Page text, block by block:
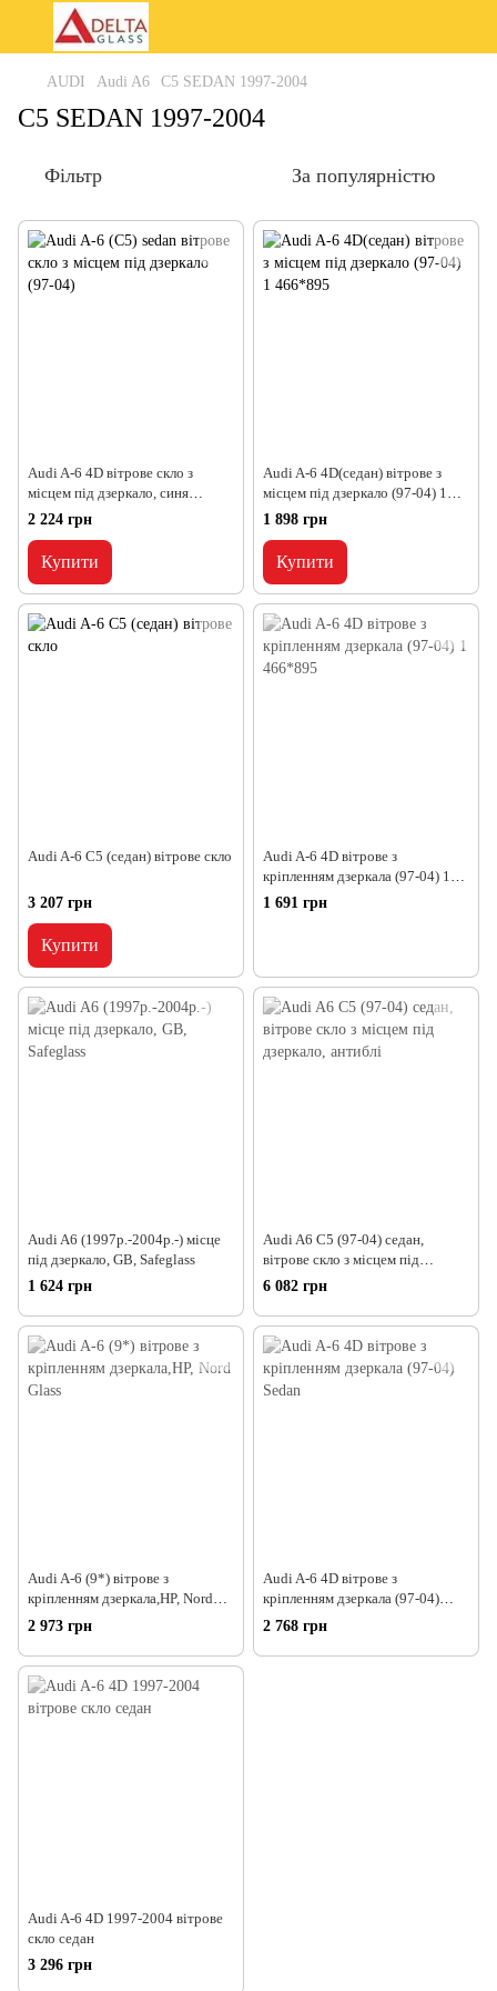
AUDI Audi A6 C5 SEDAN 1997-2004
C5 SEDAN 1997-2004
Фільтр За популярністю
Audi A-6 4D вітрове скло з
місцем під дзеркало, синя
полоса (97-04) 1 466*895
2 224 грн
Купити
Audi A-6 4D(седан) вітрове з
місцем під дзеркало (97-04) 1
466*895
1 898 грн
Купити
Audi A-6 C5 (седан) вітрове скло
3 207 грн
Купити
Audi A-6 4D вітрове з
кріпленням дзеркала (97-04) 1
466*895
1 691 грн
Audi A6 (1997р.-2004р.-) місце
під дзеркало, GB, Safeglass
1 624 грн
Audi A6 С5 (97-04) седан,
вітрове скло з місцем під
дзеркало, антиблі
6 082 грн
Audi A-6 (9*) вітрове з
кріпленням дзеркала,HP, Nord
Glass
2 973 грн
Audi A-6 4D вітрове з
кріпленням дзеркала (97-04)
Sedan
2 768 грн
Audi A-6 4D 1997-2004 вітрове
скло седан
3 296 грн